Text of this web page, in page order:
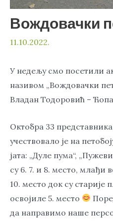
Вождовачки
11.10.2022.
У недељу смо посетили
називом „Вождовачки
Владан Тодоровић –
Октобра 33
учествовало је на
јата: „Дуле пума“,
су 6. 7. и 8. место, млађи
10. место док су старије
освојиле 5. место
да направимо наше